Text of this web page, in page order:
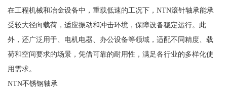
在工程机械和冶金设备中，重载低速的工况下，NTN滚针轴承能承
受较大径向载荷，适应振动和冲击环境，保障设备稳定运行。此
外，还广泛用于、电机电器、办公设备等领域，适配不同精度、载
荷和空间要求的场景，凭借可靠的耐用性，满足各行业的多样化使
用需求。
NTN不锈钢轴承